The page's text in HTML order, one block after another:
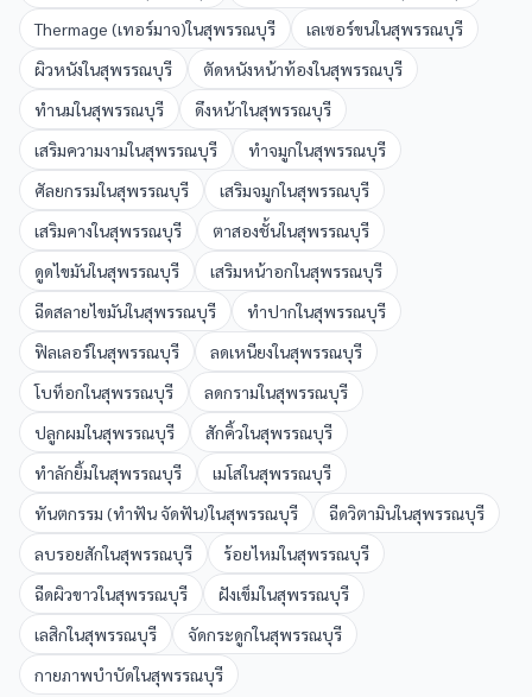
Thermage (เทอร์มาจ)ในสุพรรณบุรี เลเซอร์ขนในสุพรรณบุรี
ผิวหนังในสุพรรณบุรี ตัดหนังหน้าท้องในสุพรรณบุรี
ทำนมในสุพรรณบุรี ดึงหน้าในสุพรรณบุรี
เสริมความงามในสุพรรณบุรี ทำจมูกในสุพรรณบุรี
ศัลยกรรมในสุพรรณบุรี เสริมจมูกในสุพรรณบุรี
เสริมคางในสุพรรณบุรี ตาสองชั้นในสุพรรณบุรี
ดูดไขมันในสุพรรณบุรี เสริมหน้าอกในสุพรรณบุรี
ฉีดสลายไขมันในสุพรรณบุรี ทำปากในสุพรรณบุรี
ฟิลเลอร์ในสุพรรณบุรี ลดเหนียงในสุพรรณบุรี
โบท็อกในสุพรรณบุรี ลดกรามในสุพรรณบุรี
ปลูกผมในสุพรรณบุรี สักคิ้วในสุพรรณบุรี
ทำลักยิ้มในสุพรรณบุรี เมโสในสุพรรณบุรี
ทันตกรรม (ทำฟัน จัดฟัน)ในสุพรรณบุรี ฉีดวิตามินในสุพรรณบุรี
ลบรอยสักในสุพรรณบุรี ร้อยไหมในสุพรรณบุรี
ฉีดผิวขาวในสุพรรณบุรี ฝังเข็มในสุพรรณบุรี
เลสิกในสุพรรณบุรี จัดกระดูกในสุพรรณบุรี
กายภาพบำบัดในสุพรรณบุรี